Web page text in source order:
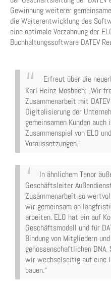
Gewinnung weiterer
die Weiterentwicklung des
eine optimale Verzahnung der
Buchhaltungssoftware DATEV
Erfreut über die
Karl Heinz Mosbach: „Wir
Zusammenarbeit mit
Digitalisierung der
gemeinsamen Kunden
Zusammenspiel von ELO
Voraussetzungen.“
In ähnlichem Tenor
Geschäftsleiter
Zusammenarbeit so
wir gemeinsam an
arbeiten. ELO hat ein auf
Geschäftsmodell und für
Bindung von Mitgliedern
genossenschaftlichen
wir wechselseitig auf eine
bauen.“